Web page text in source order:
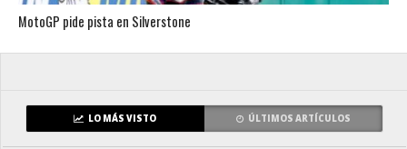
MotoGP pide pista en Silverstone
LO MÁS VISTO ÚLTIMOS ARTÍCULOS